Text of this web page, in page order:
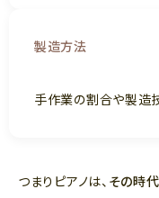
製造方法
手作業の割合や製造
つまりピアノは、 その時